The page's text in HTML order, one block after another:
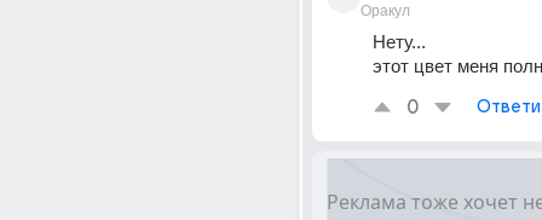
Оракул
Нету...
этот цвет меня
0